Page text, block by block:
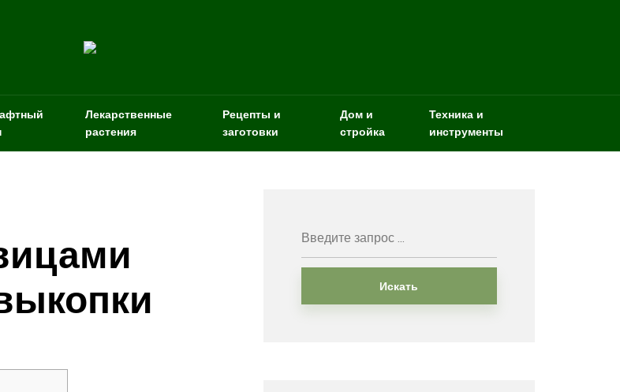
Лекарственные
растения
Рецепты и
заготовки
Дом и
стройка
Техника и
инструменты
Искать